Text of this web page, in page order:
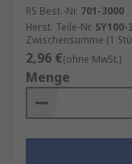
RS Best.-Nr. 701-3000
Herst. Teile-Nr.
Zwischensumme (1
2,96 €(ohne MwSt.)
Menge